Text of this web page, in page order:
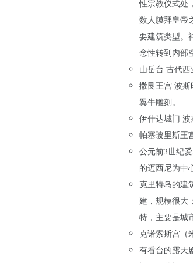
性宗教仪式处
数人膜拜皇帝
要建筑类型。
念性转到内部
山岳台 古代西
撒艮王宫 波
翼牛雕刻。
伊什达城门 波
帕塞玻里斯王
公元前3世纪
的迈西尼为中
克里特岛的建
建，规模很大
特，主要是城
克诺索斯宫（
有看台的露天